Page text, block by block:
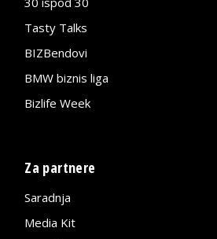
Tasty Talks
BIZBendovi
BMW biznis liga
Bizlife Week
Za partnere
Saradnja
Media Kit